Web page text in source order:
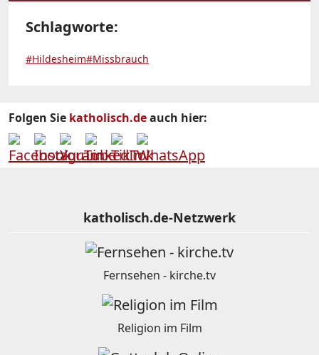
Schlagworte:
#Hildesheim#Missbrauch
Folgen Sie katholisch.deauch hier:
katholisch.de-Netzwerk
Fernsehen - kirche.tv
Religion im Film